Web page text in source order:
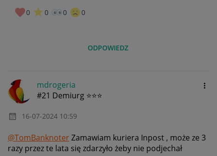
0 0 0 0
ODPOWIEDZ
mdrogeria
#21 Demiurg ⭐⭐⭐
‎16-07-2024 10:59
@TomBanknoterZamawiam kuriera Inpost , może ze 3
razy przez te lata się zdarzyło żeby nie podjechał